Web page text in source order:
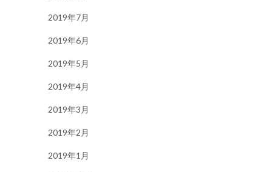
2019年7月
2019年6月
2019年5月
2019年4月
2019年3月
2019年2月
2019年1月